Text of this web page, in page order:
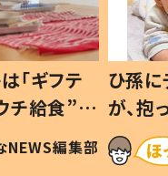
「ギフテ
チ給食”を
令和の親
NEWS編集部
ひ孫
が、
「涙が
い」